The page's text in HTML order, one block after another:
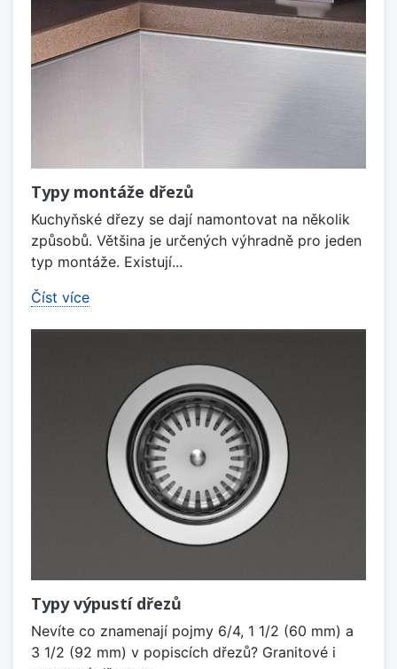
Typy montáže dřezů
Kuchyňské dřezy se dají namontovat na několik
způsobů. Většina je určených výhradně pro jeden
typ montáže. Existují...
Číst více
Typy výpustí dřezů
Nevíte co znamenají pojmy 6/4, 1 1/2 (60 mm) a
3 1/2 (92 mm) v popiscích dřezů? Granitové i